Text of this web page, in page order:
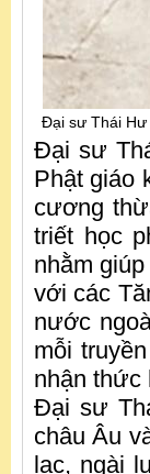
Đại sư Thái Hư
Đại sư
Phật giáo
cương
triết học
nhằm
với các
nước
mỗi
nhận thức
Đại sư
châu Âu
lạc, ngài